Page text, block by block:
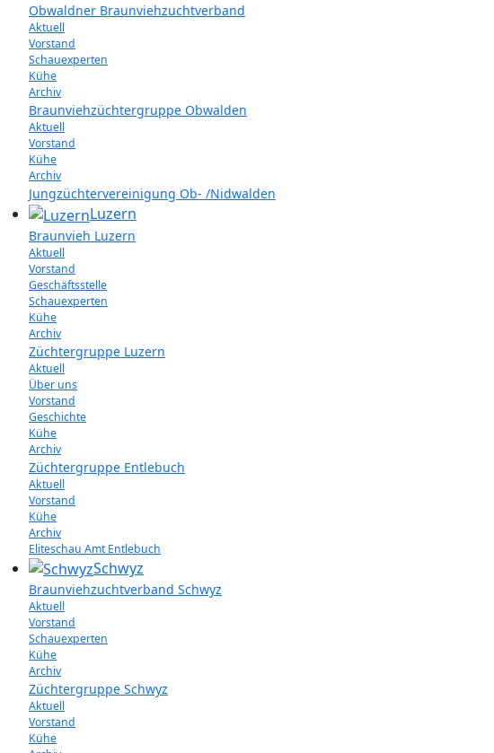
Obwaldner Braunviehzuchtverband
Aktuell
Vorstand
Schauexperten
Kühe
Archiv
Braunviehzüchtergruppe Obwalden
Aktuell
Vorstand
Kühe
Archiv
Jungzüchtervereinigung Ob- /Nidwalden
Luzern
Braunvieh Luzern
Aktuell
Vorstand
Geschäftsstelle
Schauexperten
Kühe
Archiv
Züchtergruppe Luzern
Aktuell
Über uns
Vorstand
Geschichte
Kühe
Archiv
Züchtergruppe Entlebuch
Aktuell
Vorstand
Kühe
Archiv
Eliteschau Amt Entlebuch
Schwyz
Braunviehzuchtverband Schwyz
Aktuell
Vorstand
Schauexperten
Kühe
Archiv
Züchtergruppe Schwyz
Aktuell
Vorstand
Kühe